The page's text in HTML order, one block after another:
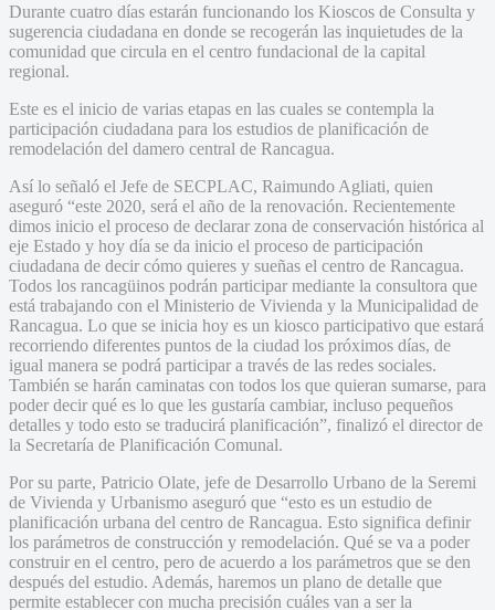
Durante cuatro días estarán funcionando los Kioscos de Consulta y
sugerencia ciudadana en donde se recogerán las inquietudes de la
comunidad que circula en el centro fundacional de la capital
regional.
Este es el inicio de varias etapas en las cuales se contempla la
participación ciudadana para los estudios de planificación de
remodelación del damero central de Rancagua.
Así lo señaló el Jefe de SECPLAC, Raimundo Agliati, quien
aseguró “este 2020, será el año de la renovación. Recientemente
dimos inicio el proceso de declarar zona de conservación histórica al
eje Estado y hoy día se da inicio el proceso de participación
ciudadana de decir cómo quieres y sueñas el centro de Rancagua.
Todos los rancagüinos podrán participar mediante la consultora que
está trabajando con el Ministerio de Vivienda y la Municipalidad de
Rancagua. Lo que se inicia hoy es un kiosco participativo que estará
recorriendo diferentes puntos de la ciudad los próximos días, de
igual manera se podrá participar a través de las redes sociales.
También se harán caminatas con todos los que quieran sumarse, para
poder decir qué es lo que les gustaría cambiar, incluso pequeños
detalles y todo esto se traducirá planificación”, finalizó el director de
la Secretaría de Planificación Comunal.
Por su parte, Patricio Olate, jefe de Desarrollo Urbano de la Seremi
de Vivienda y Urbanismo aseguró que “esto es un estudio de
planificación urbana del centro de Rancagua. Esto significa definir
los parámetros de construcción y remodelación. Qué se va a poder
construir en el centro, pero de acuerdo a los parámetros que se den
después del estudio. Además, haremos un plano de detalle que
permite establecer con mucha precisión cuáles van a ser la